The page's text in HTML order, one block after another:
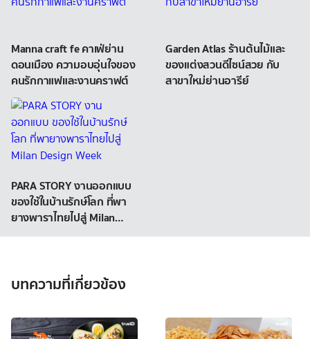
Manna craft fe คาเฟ่ย่าน
ดอนเมือง ความอบอุ่นใจของ
คนรักกาแฟและงานคราฟต์
Garden Atlas ร้านต้นไม้และ
ของแต่งสวนดีไซน์สวย กับ
สาขาใหม่ย่านอารีย์
PARA STORY งานออกแบบ
ของใช้ในบ้านรักษ์โลก ที่พา
ยางพาราไทยไปสู่ Milan
Design Week
บทความที่เกี่ยวข้อง